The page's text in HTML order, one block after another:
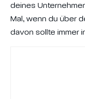
deines
Mal, wenn du über
davon sollte immer